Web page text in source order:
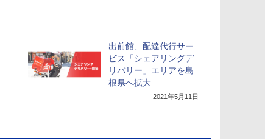
出前館、配達代行サー
ビス「シェアリングデ
リバリー」エリアを島
根県へ拡大
2021年5月11日